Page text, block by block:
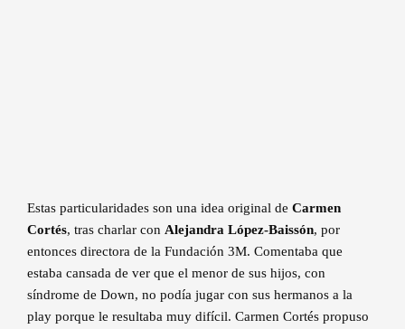
Estas particularidades son una idea original de Carmen
Cortés, tras charlar con Alejandra López-Baissón, por
entonces directora de la Fundación 3M. Comentaba que
estaba cansada de ver que el menor de sus hijos, con
síndrome de Down, no podía jugar con sus hermanos a la
play porque le resultaba muy difícil. Carmen Cortés propuso